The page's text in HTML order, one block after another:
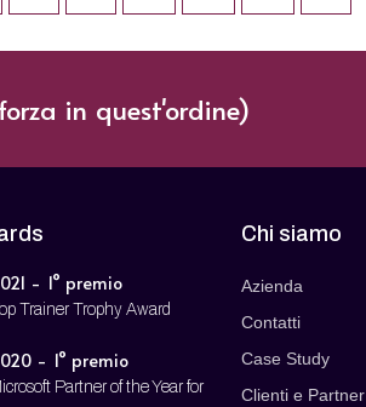
in quest'ordine)
- 1° premio
Trainer Trophy Award
- 1° premio
Partner of the Year for
Chi siamo
Azienda
Contatti
Case Study
Clienti e Partner